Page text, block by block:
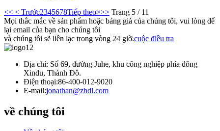
<< < Trước2345678Tiếp theo>>> Trang 5 / 11
Mọi thắc mắc về sản phẩm hoặc bảng giá của chúng tôi, vui lòng để
lại email của bạn cho chúng tôi
và chúng tôi sẽ liên lạc trong vòng 24 giờ.cuộc điều tra
Địa chỉ: Số 69, đường Juhe, khu công nghiệp phía đông
Xindu, Thành Đô.
Điện thoại:86-400-012-9020
E-mail:jonathan@zhdl.com
về chúng tôi